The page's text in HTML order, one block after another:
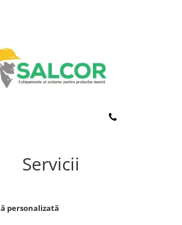
Lucru la Inaltime
Curatenie si igiena
Protectie auditiva
Servicii
personalizată